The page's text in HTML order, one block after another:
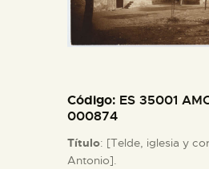
█
COLECCIONES
DIDÁCTICA
Código: ES 35001
000874
Título: [Telde, iglesia y
Antonio].